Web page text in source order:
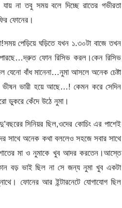
না তবু সময় বলে দিচ্ছে রাতের গভীরতা
ফোনের।
পেড়িয়ে ঘড়িতে যখন ১.৩০টা বাজে তখন
পারছে…দ্রুত ফোন রিসিভ করল।কেন রিসিভ
বাঁধ মানেনা…নুমা আসলে অনেক চেষ্টা
ভীষন ভারী হয়ে আছে…! কেমন করে সেদিন
ডুকরে কেঁদে উঠে নুমা।
সিনিয়র ছিল,ওদের কোচিং এর পাশেই
সাথে অনেক কথা বললেও সহজে সবার সাথে
মা ও নুমাকে খুব আদর করতেন।আস্তে
কোন বড় ভাই ছিল না সে জন্য নুমা খুব একটা
ফোনের আর ইন্টারনেটে যোগাযোগ ছিল